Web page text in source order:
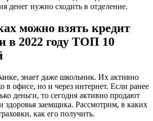
денег нужно сходить в отделение.
можно взять кредит
в 2022 году ТОП 10
знает даже школьник. Их активно
в офисе, но и через интернет. Если ранее
деньги, то сегодня активно продают
здоровья заемщика. Рассмотрим, в каких
как его получить.